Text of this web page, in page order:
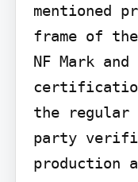
mentioned
frame of
NF Mark
the regular
party
production